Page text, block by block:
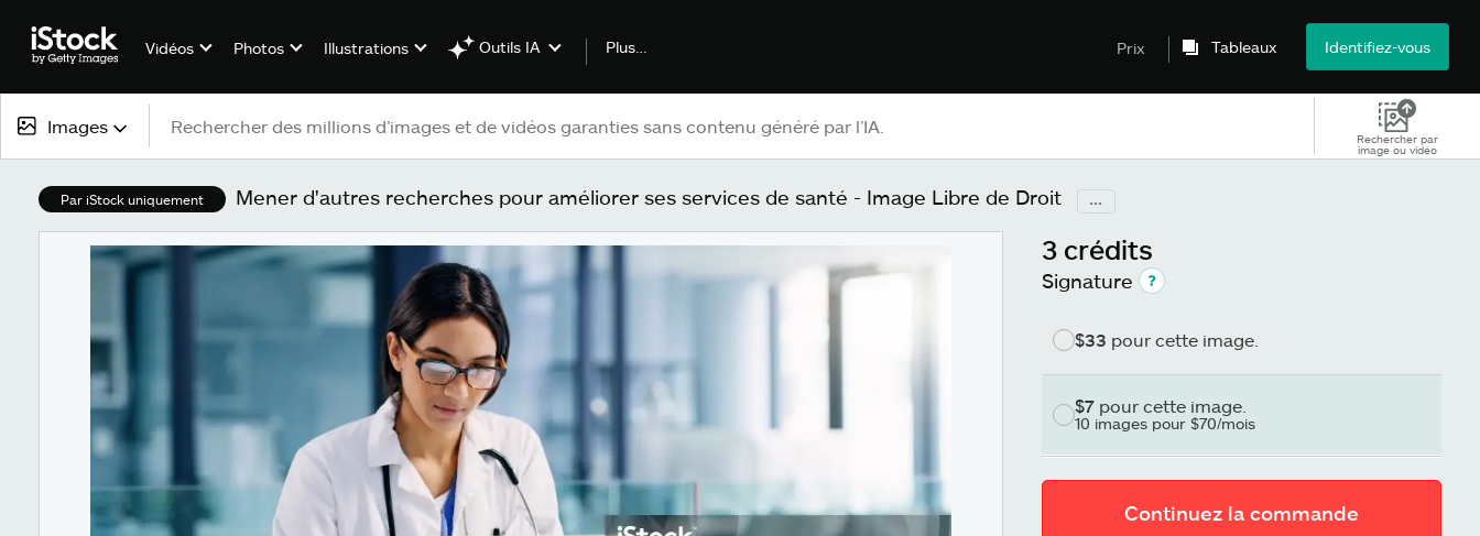
Vidéos Photos Illustrations Outils IA Plus… Prix Tableaux Identifiez-vous
Images
Tous types de contenu
Images
Illustrations
Vectoriels
Rechercher par
image ou vidéo
Par iStock uniquement Mener d'autres recherches pour améliorer ses services de santé - Image Libre de Droit ...
3 crédits
Signature
$33 pour cette image.
$7 pour cette image.
10 images pour $70/mois
Continuez la commande